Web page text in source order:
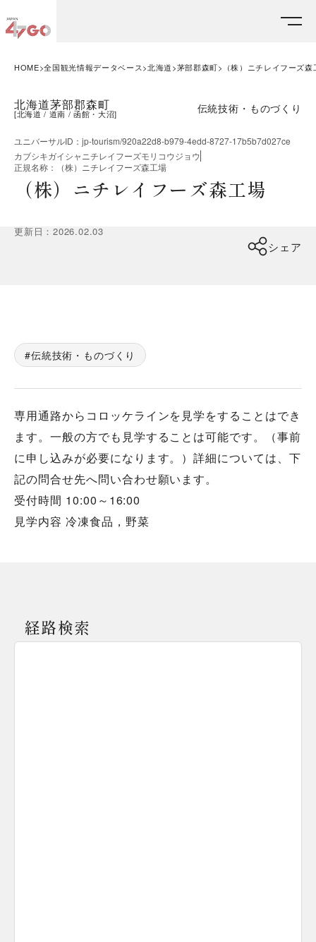
HOME 全国観光情報データベース 北海道 茅部郡森町 （株）ニチレイフーズ森
北海道茅部郡森町
[北海道 道南 函館・大沼] 伝統技術・ものづくり
ユニバーサルID ： jp-tourism/920a22d8-b979-4edd-8727-17b5b7d027ce
カブシキガイシャニチレイフーズモリコウジョウ
正規名称 ： （株）ニチレイフーズ森工場
（株）ニチレイフーズ森工場
更新日 ：2026.02.03
シェア
伝統技術・ものづくり
専用通路からコロッケラインを見学をすることはでき
ます。一般の方でも見学することは可能です。（事前
に申し込みが必要になります。）詳細については、下
記の問合せ先へ問い合わせ願います。
受付時間 10:00～16:00
見学内容 冷凍食品，野菜
経路検索